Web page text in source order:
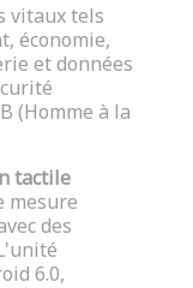
vitaux tels
économie,
et données
(Homme à la
tactile
mesure
des
6.0,